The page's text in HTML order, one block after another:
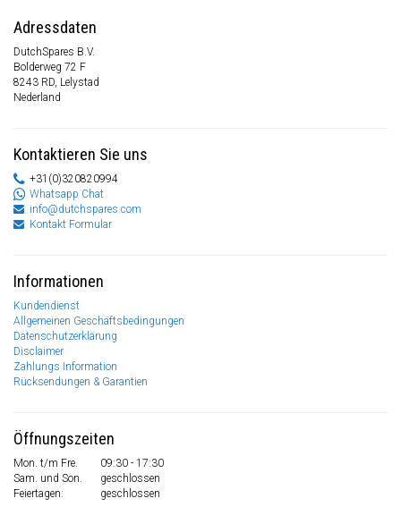
Adressdaten
DutchSpares B.V.
Bolderweg 72 F
8243 RD, Lelystad
Nederland
Kontaktieren Sie uns
+31(0)320820994
Whatsapp Chat
info@dutchspares.com
Kontakt Formular
Informationen
Kundendienst
Allgemeinen Geschäftsbedingungen
Datenschutzerklärung
Disclaimer
Zahlungs Information
Rücksendungen & Garantien
Öffnungszeiten
Mon. t/m Fre.
09:30 - 17:30
Sam. und Son.
geschlossen
Feiertagen:
geschlossen